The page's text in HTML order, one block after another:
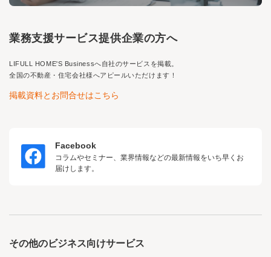
業務支援サービス提供企業の方へ
LIFULL HOME'S Businessへ自社のサービスを掲載。
全国の不動産・住宅会社様へアピールいただけます！
掲載資料とお問合せはこちら
Facebook
コラムやセミナー、業界情報などの最新情報をいち早くお
届けします。
その他のビジネス向けサービス